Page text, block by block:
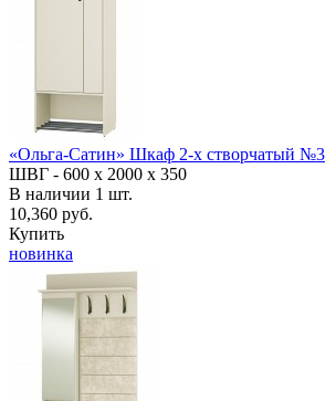
«Ольга-Сатин» Шкаф 2-х створчатый №3
ШВГ - 600 х 2000 х 350
В наличии 1 шт.
10,360 руб.
Купить
новинка